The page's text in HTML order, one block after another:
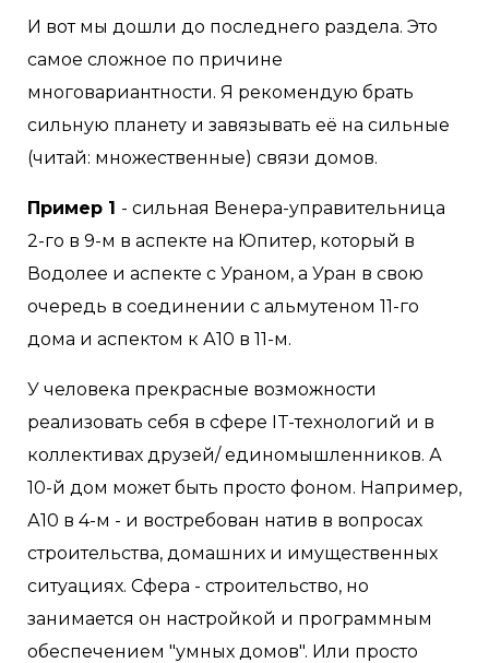
И вот мы дошли до последнего раздела. Это
самое сложное по причине
многовариантности. Я рекомендую брать
сильную планету и завязывать её на сильные
(читай: множественные) связи домов.
Пример 1 - сильная Венера-управительница
2-го в 9-м в аспекте на Юпитер, который в
Водолее и аспекте с Ураном, а Уран в свою
очередь в соединении с альмутеном 11-го
дома и аспектом к А10 в 11-м.
У человека прекрасные возможности
реализовать себя в сфере IT-технологий и в
коллективах друзей/ единомышленников. А
10-й дом может быть просто фоном. Например,
А10 в 4-м - и востребован натив в вопросах
строительства, домашних и имущественных
ситуациях. Сфера - строительство, но
занимается он настройкой и программным
обеспечением "умных домов". Или просто